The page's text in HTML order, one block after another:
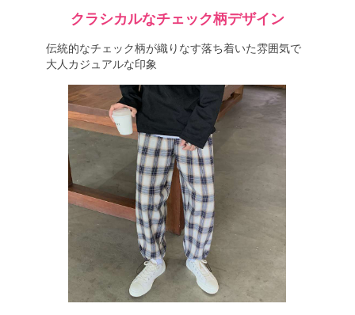
クラシカルなチェック柄デザイン
伝統的なチェック柄が織りなす落ち着いた雰囲気で
大人カジュアルな印象